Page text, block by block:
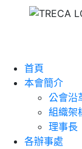
首頁
本會簡介
公會沿
組織架
理事長
各辦事處